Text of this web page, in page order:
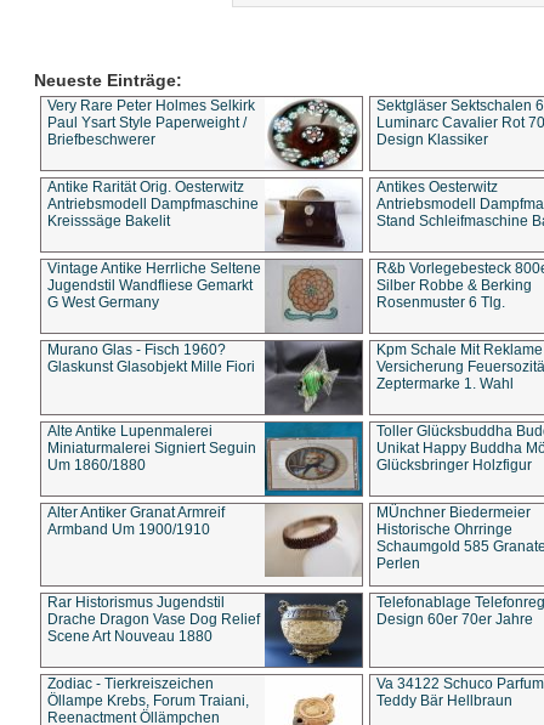
Neueste Einträge:
Very Rare Peter Holmes Selkirk
Paul Ysart Style Paperweight /
Briefbeschwerer
Sektgläser Sektschalen
Luminarc Cavalier Rot
Design Klassiker
Antike Rarität Orig. Oesterwitz
Antriebsmodell Dampfmaschine
Kreisssäge Bakelit
Antikes Oesterwitz
Antriebsmodell
Stand Schleifmaschine
Vintage Antike Herrliche Seltene
Jugendstil Wandfliese Gemarkt
G West Germany
R&b Vorlegebesteck
Silber Robbe & Berking
Rosenmuster 6 Tlg.
Murano Glas - Fisch 1960?
Glaskunst Glasobjekt Mille Fiori
Kpm Schale Mit Reklame
Versicherung
Zeptermarke 1. Wahl
Alte Antike Lupenmalerei
Miniaturmalerei Signiert Seguin
Um 1860/1880
Toller Glücksbuddha
Unikat Happy Buddha
Glücksbringer Holzfigur
Alter Antiker Granat Armreif
Armband Um 1900/1910
MÜnchner Biedermeier
Historische Ohrringe
Schaumgold 585
Perlen
Rar Historismus Jugendstil
Drache Dragon Vase Dog Relief
Scene Art Nouveau 1880
Telefonablage
Design 60er 70er Jahre
Zodiac - Tierkreiszeichen
Öllampe Krebs, Forum Traiani,
Reenactment Öllämpchen
Va 34122 Schuco
Teddy Bär Hellbraun